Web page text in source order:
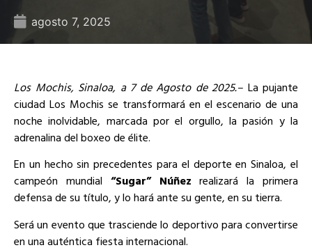
agosto 7, 2025
Los Mochis, Sinaloa, a 7 de Agosto de 2025.– La pujante
ciudad Los Mochis se transformará en el escenario de una
noche inolvidable, marcada por el orgullo, la pasión y la
adrenalina del boxeo de élite.
En un hecho sin precedentes para el deporte en Sinaloa, el
campeón mundial “Sugar” Núñez realizará la primera
defensa de su título, y lo hará ante su gente, en su tierra.
Será un evento que trasciende lo deportivo para convertirse
en una auténtica fiesta internacional.